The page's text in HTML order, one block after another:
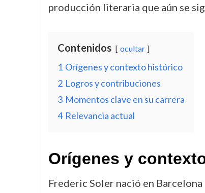
producción literaria que aún se
Contenidos ocultar
1 Orígenes y contexto histórico
2 Logros y contribuciones
3 Momentos clave en su carrera
4 Relevancia actual
Orígenes y
Frederic Soler nació en Barcelona